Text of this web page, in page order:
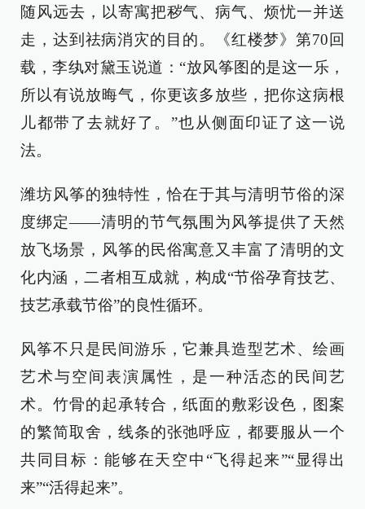
随风远去，以寄寓把秽气、病气、烦忧一并送
走，达到祛病消灾的目的。《红楼梦》第70回
载，李纨对黛玉说道：“放风筝图的是这一乐，
所以有说放晦气，你更该多放些，把你这病根
儿都带了去就好了。”也从侧面印证了这一说
法。
潍坊风筝的独特性，恰在于其与清明节俗的深
度绑定——清明的节气氛围为风筝提供了天然
放飞场景，风筝的民俗寓意又丰富了清明的文
化内涵，二者相互成就，构成“节俗孕育技艺、
技艺承载节俗”的良性循环。
风筝不只是民间游乐，它兼具造型艺术、绘画
艺术与空间表演属性，是一种活态的民间艺
术。竹骨的起承转合，纸面的敷彩设色，图案
的繁简取舍，线条的张弛呼应，都要服从一个
共同目标：能够在天空中“飞得起来”“显得出
来”“活得起来”。